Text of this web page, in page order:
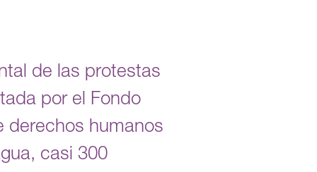
de las protestas
por el Fondo
derechos humanos
casi 300